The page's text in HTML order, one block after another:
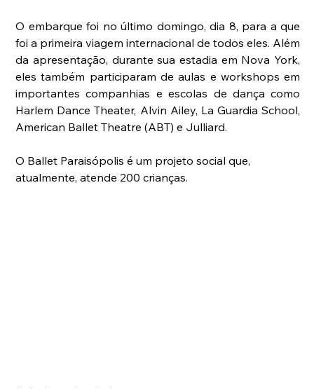
O embarque foi no último domingo, dia 8, para a que
foi a primeira viagem internacional de todos eles. Além
da apresentação, durante sua estadia em Nova York,
eles também participaram de aulas e workshops em
importantes companhias e escolas de dança como
Harlem Dance Theater, Alvin Ailey, La Guardia School,
American Ballet Theatre (ABT) e Julliard.
O Ballet Paraisópolis é um projeto social que,
atualmente, atende 200 crianças.